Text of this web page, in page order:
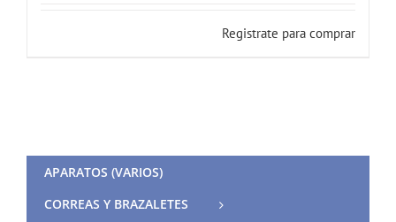
Registrate para comprar
APARATOS (VARIOS)
CORREAS Y BRAZALETES